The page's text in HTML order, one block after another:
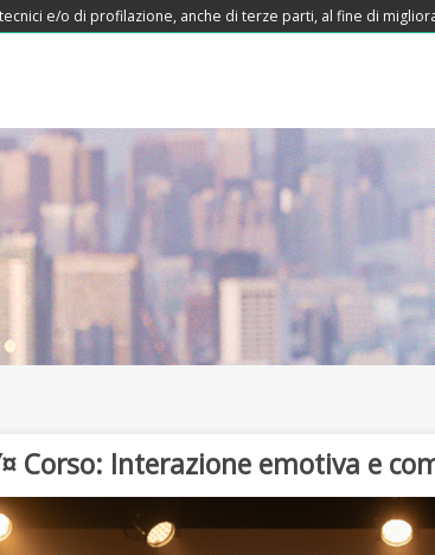
e/o di profilazione, anche di terze parti, al fine di
Corso: Interazione emotiva e